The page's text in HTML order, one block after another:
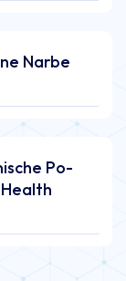
Narbe
Po-